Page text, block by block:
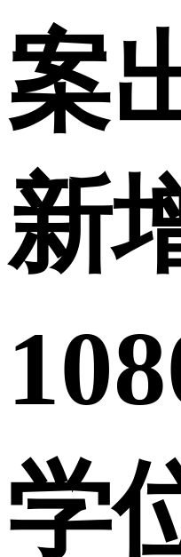
案
新
学